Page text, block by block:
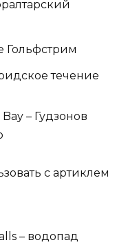
Гольфстрим
течение
– Гудзонов
с артиклем
– водопад